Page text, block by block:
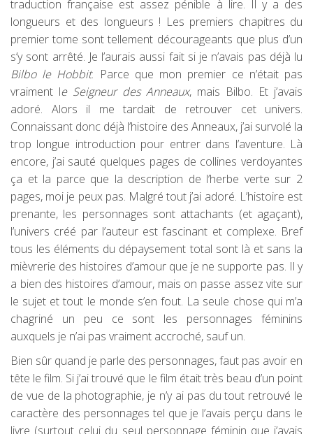
traduction française est assez pénible à lire. Il y a des
longueurs et des longueurs ! Les premiers chapitres du
premier tome sont tellement décourageants que plus d’un
s’y sont arrêté. Je l’aurais aussi fait si je n’avais pas déjà lu
Bilbo le Hobbit. Parce que mon premier ce n’était pas
vraiment le Seigneur des Anneaux, mais Bilbo. Et j’avais
adoré. Alors il me tardait de retrouver cet univers.
Connaissant donc déjà l’histoire des Anneaux, j’ai survolé la
trop longue introduction pour entrer dans l’aventure. Là
encore, j’ai sauté quelques pages de collines verdoyantes
ça et la parce que la description de l’herbe verte sur 2
pages, moi je peux pas. Malgré tout j’ai adoré. L’histoire est
prenante, les personnages sont attachants (et agaçant),
l’univers créé par l’auteur est fascinant et complexe. Bref
tous les éléments du dépaysement total sont là et sans la
mièvrerie des histoires d’amour que je ne supporte pas. Il y
a bien des histoires d’amour, mais on passe assez vite sur
le sujet et tout le monde s’en fout. La seule chose qui m’a
chagriné un peu ce sont les personnages féminins
auxquels je n’ai pas vraiment accroché, sauf un.
Bien sûr quand je parle des personnages, faut pas avoir en
tête le film. Si j’ai trouvé que le film était très beau d’un point
de vue de la photographie, je n’y ai pas du tout retrouvé le
caractère des personnages tel que je l’avais perçu dans le
livre (surtout celui du seul personnage féminin que j’avais